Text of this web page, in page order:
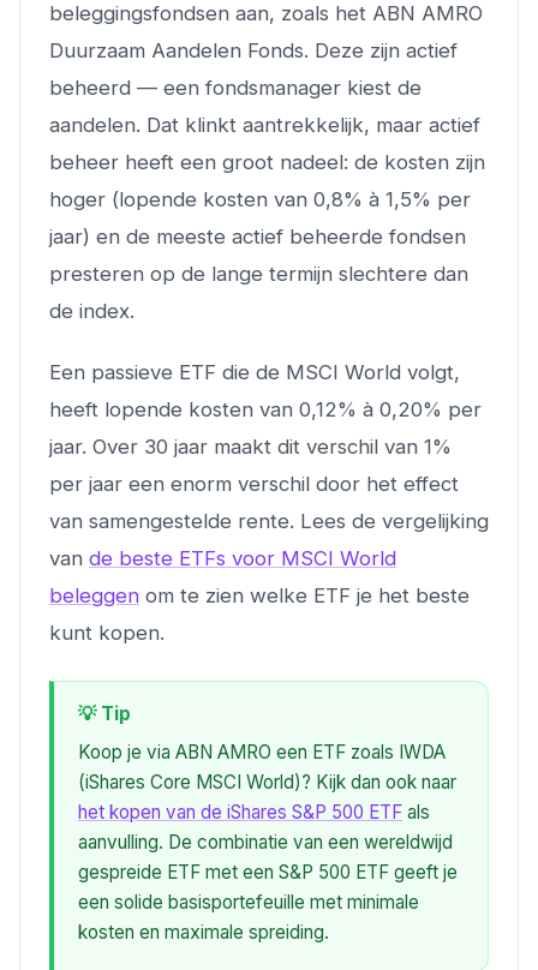
beleggingsfondsen aan, zoals het ABN AMRO
Duurzaam Aandelen Fonds. Deze zijn actief
beheerd — een fondsmanager kiest de
aandelen. Dat klinkt aantrekkelijk, maar actief
beheer heeft een groot nadeel: de kosten zijn
hoger (lopende kosten van 0,8% à 1,5% per
jaar) en de meeste actief beheerde fondsen
presteren op de lange termijn slechtere dan
de index.
Een passieve ETF die de MSCI World volgt,
heeft lopende kosten van 0,12% à 0,20% per
jaar. Over 30 jaar maakt dit verschil van 1%
per jaar een enorm verschil door het effect
van samengestelde rente. Lees de vergelijking
van de beste ETFs voor MSCI World
beleggen om te zien welke ETF je het beste
kunt kopen.
💡 Tip
Koop je via ABN AMRO een ETF zoals IWDA
(iShares Core MSCI World)? Kijk dan ook naar
het kopen van de iShares S&P 500 ETF als
aanvulling. De combinatie van een wereldwijd
gespreide ETF met een S&P 500 ETF geeft je
een solide basisportefeuille met minimale
kosten en maximale spreiding.